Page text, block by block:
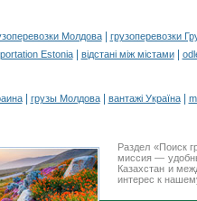
Молдова|
грузоперевозки
Estonia| відстані між містами|
| грузы Молдова| вантажі Україна|
Раздел «Поиск
миссия —
Казахстан и
интерес к